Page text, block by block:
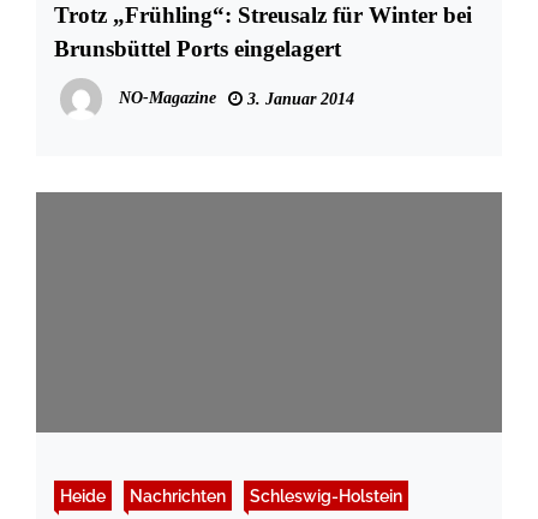
Trotz „Frühling“: Streusalz für Winter bei
Brunsbüttel Ports eingelagert
NO-Magazine 3. Januar 2014
Heide Nachrichten Schleswig-Holstein